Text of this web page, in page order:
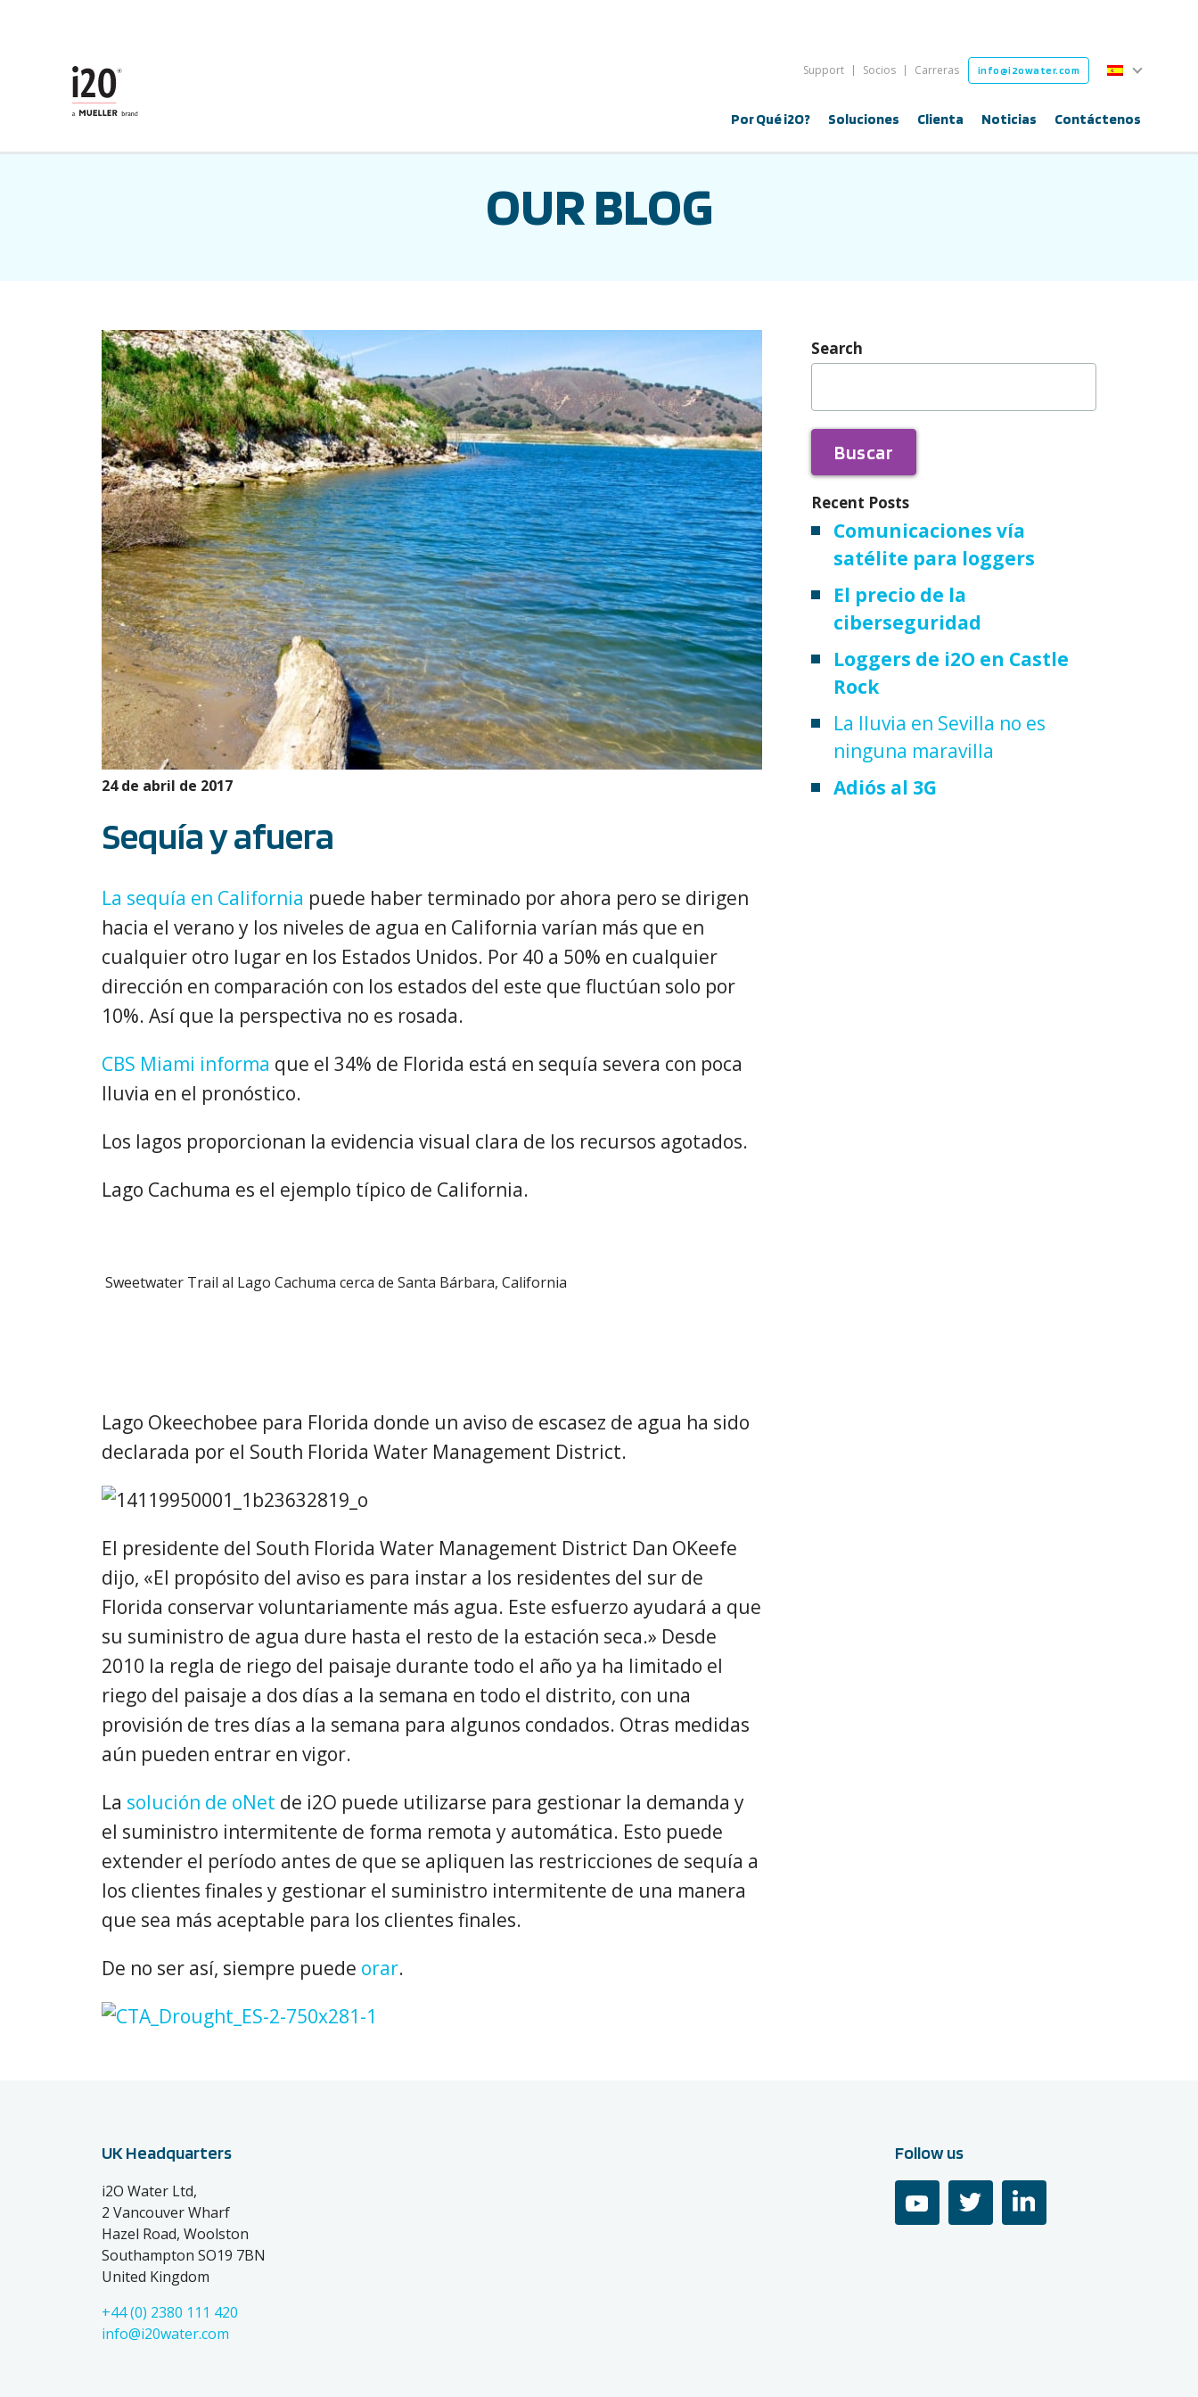
Por Qué i2O? Soluciones Clienta Noticias Contáctenos
Support Socios Carreras info@i2owater.com Español
OUR BLOG
24 de abril de 2017
Sequía y afuera
La sequía en California puede haber terminado por ahora pero se dirigen
hacia el verano y los niveles de agua en California varían más que en
cualquier otro lugar en los Estados Unidos. Por 40 a 50% en cualquier
dirección en comparación con los estados del este que fluctúan solo por
10%. Así que la perspectiva no es rosada.
CBS Miami informa que el 34% de Florida está en sequía severa con poca
lluvia en el pronóstico.
Los lagos proporcionan la evidencia visual clara de los recursos agotados.
Lago Cachuma es el ejemplo típico de California.
Sweetwater Trail al Lago Cachuma cerca de Santa Bárbara, California
Lago Okeechobee para Florida donde un aviso de escasez de agua ha sido
declarada por el South Florida Water Management District.
El presidente del South Florida Water Management District Dan OKeefe
dijo, «El propósito del aviso es para instar a los residentes del sur de
Florida conservar voluntariamente más agua. Este esfuerzo ayudará a que
su suministro de agua dure hasta el resto de la estación seca.» Desde
2010 la regla de riego del paisaje durante todo el año ya ha limitado el
riego del paisaje a dos días a la semana en todo el distrito, con una
provisión de tres días a la semana para algunos condados. Otras medidas
aún pueden entrar en vigor.
La solución de oNet de i2O puede utilizarse para gestionar la demanda y
el suministro intermitente de forma remota y automática. Esto puede
extender el período antes de que se apliquen las restricciones de sequía a
los clientes finales y gestionar el suministro intermitente de una manera
que sea más aceptable para los clientes finales.
De no ser así, siempre puede orar.
Search
Buscar:
Recent Posts
Comunicaciones vía
satélite para loggers
El precio de la
ciberseguridad
Loggers de i2O en Castle
Rock
La lluvia en Sevilla no es
ninguna maravilla
Adiós al 3G
UK Headquarters
i2O Water Ltd,
2 Vancouver Wharf
Hazel Road, Woolston
Southampton SO19 7BN
United Kingdom
+44 (0) 2380 111 420
info@i20water.com
Follow us
youtube twitter linkedin